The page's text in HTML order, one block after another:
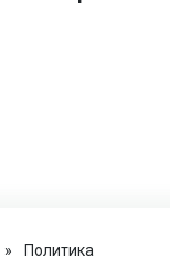
» Политика